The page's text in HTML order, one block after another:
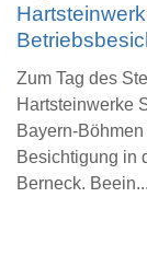
Zum Tag des
Hartsteinwerke
Bayern-
Besichtigung in
Berneck.